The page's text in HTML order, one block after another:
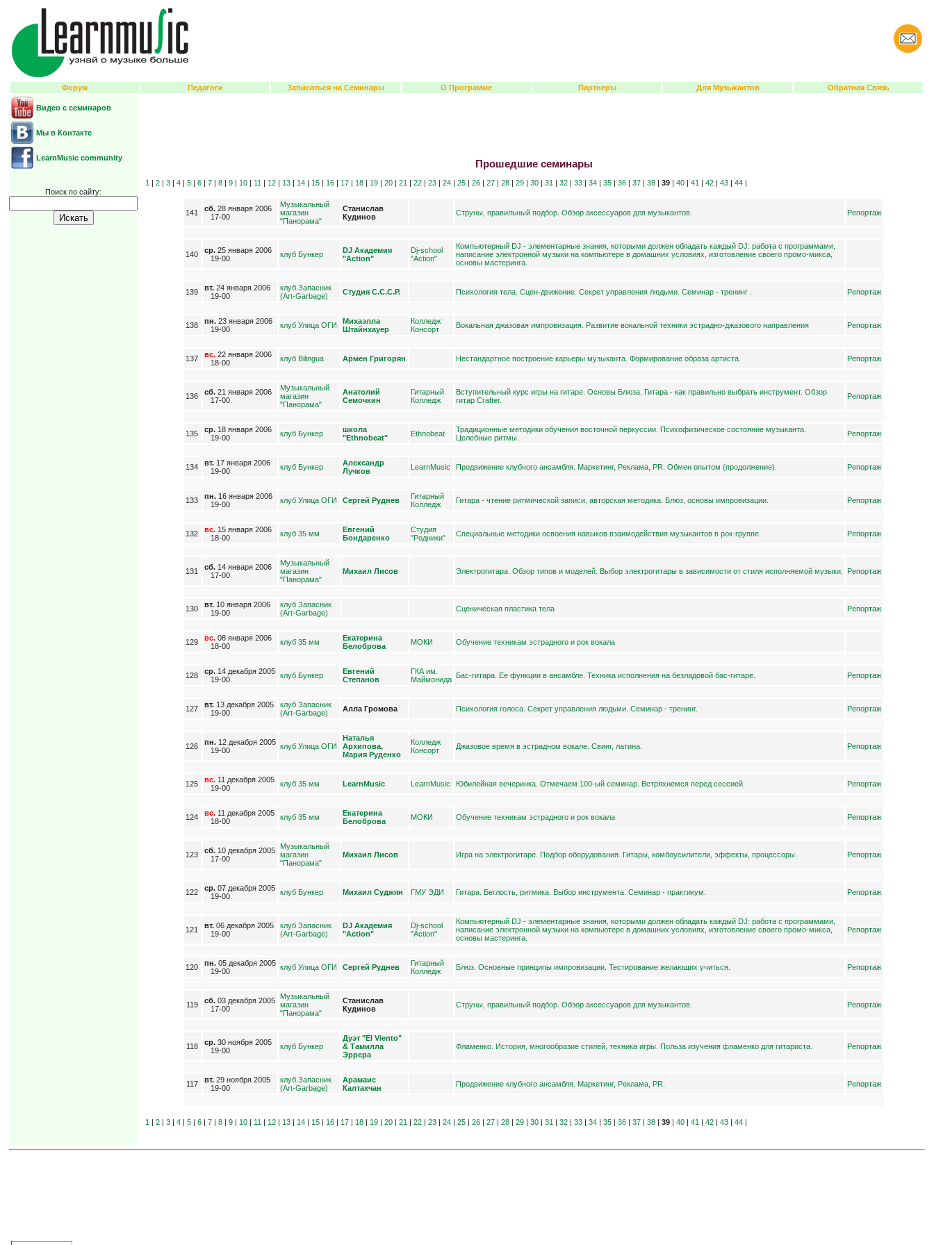
Форум Педагоги Записаться на Семинары О Программе Партнеры Для Музыкантов Обратная Связь
Видео с семинаров
Мы в Контакте
LearnMusic community
Поиск по сайту:
Прошедшие семинары
1 |2 |3 |4 |5 |6 |7 |8 |9 | 10 | 11 | 12 | 13 | 14 | 15 | 16 | 17 | 18 | 19 |20 |21 |22 |23 |24 |25 |26 |27 |28 |29 |30 |31 |32 |33 |34 |35 |36 |37 |38 |39 |40 |41 |42 |43 |44 |
141 сб.28 января 2006
17-00
Музыкальный
магазин
"Панорама"
Станислав
Кудинов
Струны, правильный подбор. Обзор аксессуаров для музыкантов. Репортаж
140 ср.25 января 2006
19-00
клуб Бункер
DJ Академия
"Action"
Dj-school
"Action"
Компьютерный DJ - элементарные знания, которыми должен обладать каждый DJ: работа с программами,
написание электронной музыки на компьютере в домашних условиях, изготовление своего промо-микса,
основы мастеринга.
139 вт.24 января 2006
19-00
клуб Запасник
(Art-Garbage)
Студия С.С.С.Р. Психология тела. Сцен-движение. Секрет управления людьми. Семинар - тренинг . Репортаж
138 пн.23 января 2006
19-00
клуб Улица ОГИ
Михаэлла
Штайнхауер
Колледж
Консорт
Вокальная джазовая импровизация. Развитие вокальной техники эстрадно-джазового направления Репортаж
137 вс.22 января 2006
18-00
клуб Bilingua Армен Григорян Нестандартное построение карьеры музыканта. Формирование образа артиста. Репортаж
136 сб.21 января 2006
17-00
Музыкальный
магазин
"Панорама"
Анатолий
Семочкин
Гитарный
Колледж
Вступительный курс игры на гитаре. Основы Блюза. Гитара - как правильно выбрать инструмент. Обзор
гитар Crafter.
Репортаж
135 ср.18 января 2006
19-00
клуб Бункер
школа
"Ethnobeat"
Еthnobeat
Традиционные методики обучения восточной перкуссии. Психофизическое состояние музыканта.
Целебные ритмы.
Репортаж
134 вт.17 января 2006
19-00
клуб Бункер
Александр
Лучков
LearnMusic Продвижение клубного ансамбля. Маркетинг, Реклама, PR. Обмен опытом (продолжение). Репортаж
133 пн.16 января 2006
19-00
клуб Улица ОГИ Сергей Руднев
Гитарный
Колледж
Гитара - чтение ритмической записи, авторская методика. Блюз, основы импровизации. Репортаж
132 вс.15 января 2006
18-00
клуб 35 мм
Евгений
Бондаренко
Студия
"Родники"
Специальные методики освоения навыков взаимодействия музыкантов в рок-группе. Репортаж
131 сб.14 января 2006
17-00
Музыкальный
магазин
"Панорама"
Михаил Лисов Электрогитара. Обзор типов и моделей. Выбор электрогитары в зависимости от стиля исполняемой музыки. Репортаж
130 вт.10 января 2006
19-00
клуб Запасник
(Art-Garbage)
Сценическая пластика тела Репортаж
129 вс.08 января 2006
18-00
клуб 35 мм
Екатерина
Белоброва
МОКИ Обучение техникам эстрадного и рок вокала
128 ср.14 декабря 2005
19-00
клуб Бункер
Евгений
Степанов
ГКА им.
Маймонида Бас-гитара. Ее функции в ансамбле. Техника исполнения на безладовой бас-гитаре. Репортаж
127 вт.13 декабря 2005
19-00
клуб Запасник
(Art-Garbage)
Алла Громова Психология голоса. Секрет управления людьми. Семинар - тренинг. Репортаж
126 пн.12 декабря 2005
19-00
клуб Улица ОГИ
Наталья
Архипова,
Мария Руденко
Колледж
Консорт
Джазовое время в эстрадном вокале. Свинг, латина. Репортаж
125 вс.11 декабря 2005
19-00
клуб 35 мм LearnMusic LearnMusic Юбилейная вечеринка. Отмечаем 100-ый семинар. Встряхнемся перед сессией. Репортаж
124 вс.11 декабря 2005
18-00
клуб 35 мм
Екатерина
Белоброва
МОКИ Обучение техникам эстрадного и рок вокала Репортаж
123 сб.10 декабря 2005
17-00
Музыкальный
магазин
"Панорама"
Михаил Лисов Игра на электрогитаре. Подбор оборудования. Гитары, комбоусилители, эффекты, процессоры. Репортаж
122 ср.07 декабря 2005
19-00
клуб Бункер Михаил Суджян ГМУ ЭДИ Гитара. Беглость, ритмика. Выбор инструмента. Семинар - практикум. Репортаж
121 вт.06 декабря 2005
19-00
клуб Запасник
(Art-Garbage)
DJ Академия
"Action"
Dj-school
"Action"
Компьютерный DJ - элементарные знания, которыми должен обладать каждый DJ: работа с программами,
написание электронной музыки на компьютере в домашних условиях, изготовление своего промо-микса,
основы мастеринга.
Репортаж
120 пн.05 декабря 2005
19-00
клуб Улица ОГИ Сергей Руднев
Гитарный
Колледж
Блюз. Основные принципы импровизации. Тестирование желающих учиться. Репортаж
119 сб.03 декабря 2005
17-00
Музыкальный
магазин
"Панорама"
Станислав
Кудинов
Струны, правильный подбор. Обзор аксессуаров для музыкантов. Репортаж
118 ср.30 ноября 2005
19-00
клуб Бункер
Дуэт "El Viento"
& Тамилла
Эррера
Фламенко. История, многообразие стилей, техника игры. Польза изучения фламенко для гитариста. Репортаж
117 вт.29 ноября 2005
19-00
клуб Запасник
(Art-Garbage)
Арамаис
Калтахчан
Продвижение клубного ансамбля. Маркетинг, Реклама, PR. Репортаж
1 |2 |3 |4 |5 |6 |7 |8 |9 | 10 | 11 | 12 | 13 | 14 | 15 | 16 | 17 | 18 | 19 |20 |21 |22 |23 |24 |25 |26 |27 |28 |29 |30 |31 |32 |33 |34 |35 |36 |37 |38 |39 |40 |41 |42 |43 |44 |